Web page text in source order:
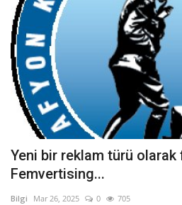
Yeni bir reklam türü
Femvertising...
Bilgi Mar 26, 2025 0 705